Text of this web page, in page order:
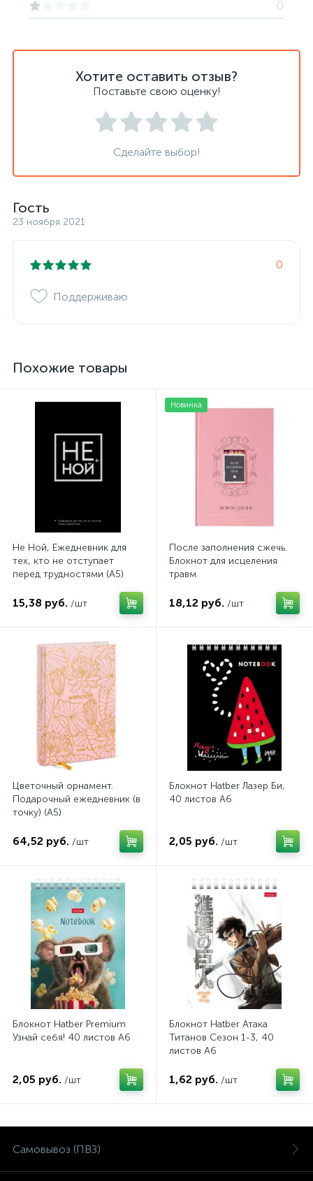
Хотите оставить отзыв?
Поставьте свою оценку!
Сделайте выбор!
Гость
23 ноября 2021
0
Поддерживаю
0
Похожие товары
Не Ной, Ежедневник для
тех, кто не отступает
перед трудностями (А5)
15,38 руб. /шт
Новинка
После заполнения сжечь.
Блокнот для исцеления
травм
18,12 руб. /шт
Цветочный орнамент.
Подарочный ежедневник (в
точку) (А5)
64,52 руб. /шт
Блокнот Hatber Лазер Би,
40 листов А6
2,05 руб. /шт
Блокнот Hatber Premium
Узнай себя! 40 листов А6
2,05 руб. /шт
Блокнот Hatber Атака
Титанов Сезон 1-3, 40
листов А6
1,62 руб. /шт
Самовывоз (ПВЗ)